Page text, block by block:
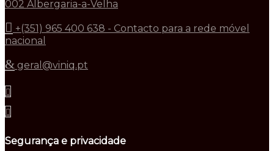
002 Albergaria-a-Velha
+(351) 965 400 638 - Contacto para a rede móvel
nacional
geral@viniq.pt
Segurança e privacidade